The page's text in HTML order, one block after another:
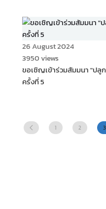
26 August 2024
3950 views
ขอเชิญเข้าร่วมสัมมนา "ปลู
ครั้งที่ 5
1 2 3